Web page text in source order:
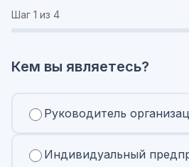
Шаг 1 из 4
Кем вы являетесь?
Руководитель
Индивидуальный